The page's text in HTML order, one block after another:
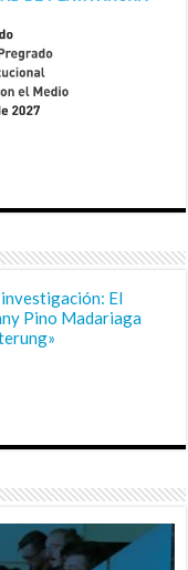
El
Pino Madariaga